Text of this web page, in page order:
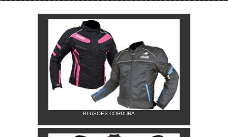
BLUSOES CORDURA